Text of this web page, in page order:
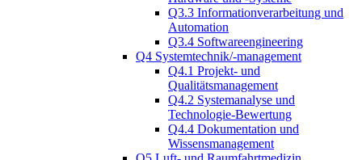
Q3.3 Informationverarbeitung und
Automation
Q3.4 Softwareengineering
Q4 Systemtechnik/-management
Q4.1 Projekt- und
Qualitätsmanagement
Q4.2 Systemanalyse und
Technologie-Bewertung
Q4.4 Dokumentation und
Wissensmanagement